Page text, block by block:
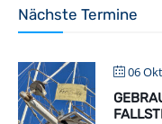
Nächste Termine
06